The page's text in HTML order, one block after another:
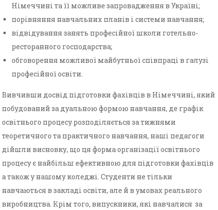
Німеччині та її можливе запровадження в Україні;
порівняння навчальних планів і системи навчання;
відвідування занять професійної школи готельно-
ресторанного господарства;
обговорення можливої майбутньої співпраці в галузі
професійної освіти.
Вивчивши досвід підготовки фахівців в Німеччині, який
побудований за дуальною формою навчання, де графік
освітнього процесу розподіляється за тижнями
теоретичного та практичного навчання, наші педагоги
дійшли висновку, що ця форма організації освітнього
процесу є найбільш ефективною для підготовки фахівців
а також у нашому коледжі. Студенти не тільки
навчаються в закладі освіти, але й в умовах реального
виробництва. Крім того, випускники, які навчалися за